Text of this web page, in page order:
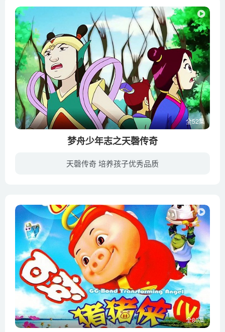
全52集
梦舟少年志之天磬传奇
天磬传奇 培养孩子优秀品质
全80集